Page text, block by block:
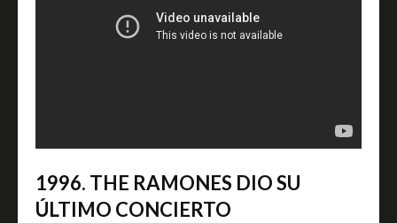
1996. THE RAMONES DIO SU
ÚLTIMO CONCIERTO